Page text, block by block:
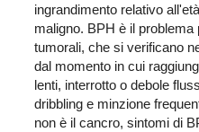
ingrandimento relativo
maligno. BPH è il
tumorali, che si verificano
dal momento in cui
lenti, interrotto o debole
dribbling e minzione
non è il cancro, sintomi di